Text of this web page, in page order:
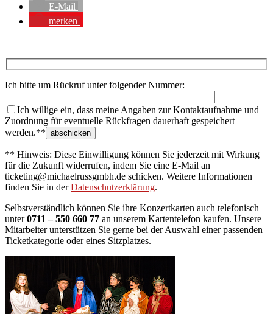
E-Mail
merken
Ich bitte um Rückruf unter folgender Nummer:
Ich willige ein, dass meine Angaben zur Kontaktaufnahme und
Zuordnung für eventuelle Rückfragen dauerhaft gespeichert
werden.**
** Hinweis: Diese Einwilligung können Sie jederzeit mit Wirkung
für die Zukunft widerrufen, indem Sie eine E-Mail an
ticketing@michaelrussgmbh.de schicken. Weitere Informationen
finden Sie in derDatenschutzerklärung.
Selbstverständlich können Sie ihre Konzertkarten auch telefonisch
unter0711 – 550 660 77 an unserem Kartentelefon kaufen. Unsere
Mitarbeiter unterstützen Sie gerne bei der Auswahl einer passenden
Ticketkategorie oder eines Sitzplatzes.